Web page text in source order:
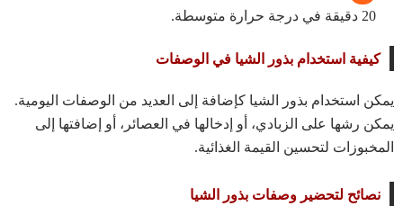
20 دقيقة في درجة حرارة متوسطة.
كيفية استخدام بذور الشيا في الوصفات
يمكن استخدام بذور الشيا كإضافة إلى العديد من الوصفات اليومية.
يمكن رشها على الزبادي، أو إدخالها في العصائر، أو إضافتها إلى
المخبوزات لتحسين القيمة الغذائية.
نصائح لتحضير وصفات بذور الشيا